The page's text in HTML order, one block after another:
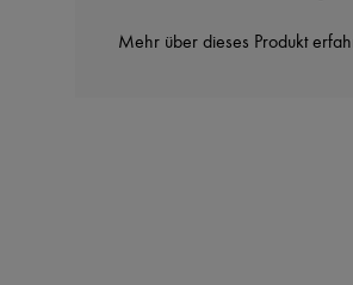
Mehr über dieses Produkt